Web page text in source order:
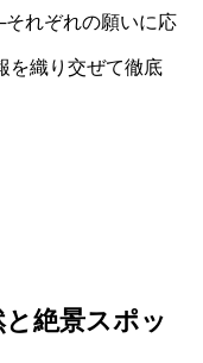
れぞれの願いに応
を織り交ぜて徹底
絶景スポッ